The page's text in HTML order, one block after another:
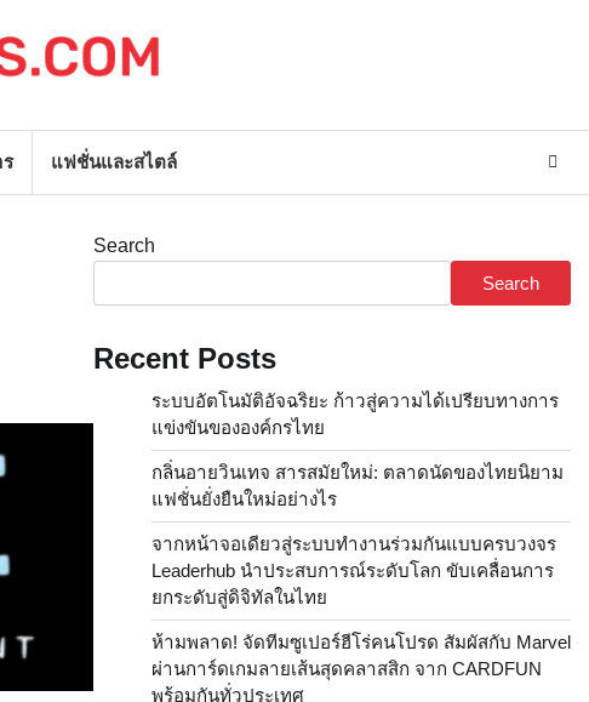
แฟชั่นและสไตล์
Search
Search
Recent Posts
ระบบอัตโนมัติอัจฉริยะ ก้าวสู่ความได้เปรียบทางการ
แข่งขันขององค์กรไทย
กลิ่นอายวินเทจ สารสมัยใหม่: ตลาดนัดของไทยนิยาม
แฟชั่นยั่งยืนใหม่อย่างไร
จากหน้าจอเดียวสู่ระบบทำงานร่วมกันแบบครบวงจร
Leaderhub นำประสบการณ์ระดับโลก ขับเคลื่อนการ
ยกระดับสู่ดิจิทัลในไทย
ห้ามพลาด! จัดทีมซูเปอร์ฮีโร่คนโปรด สัมผัสกับ Marvel
ผ่านการ์ดเกมลายเส้นสุดคลาสสิก จาก CARDFUN
พร้อมกันทั่วประเทศ